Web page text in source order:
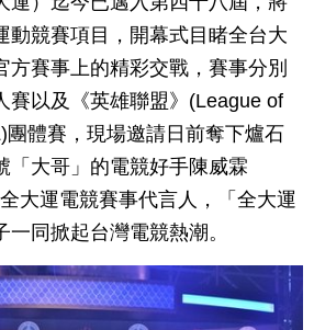
動競賽項目，開幕式目睹全台大
方賽事上的精彩交戰，賽事分別
賽以及《英雄聯盟》(League of
團體賽，現場邀請日前奪下爐石
「大哥」的電競好手陳威霖
大運電競賽事代言人，「全大運
同掀起台灣電競熱潮。